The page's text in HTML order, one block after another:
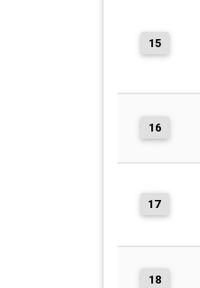
15
16
17
18